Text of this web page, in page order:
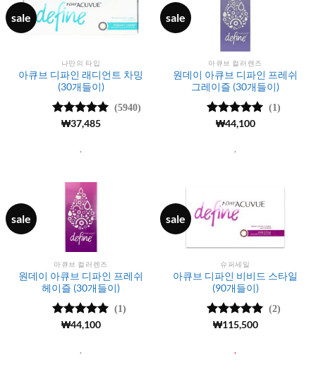
sale
나만의 타입
아큐브 디파인 래디언트 차밍
(30개들이)
5 중에서
(5940)
₩37,485
.
sale
아큐브 컬러렌즈
원데이 아큐브 디파인 프레쉬
그레이즐 (30개들이)
5 중에서
(1)
₩44,100
.
sale
아큐브 컬러렌즈
원데이 아큐브 디파인 프레쉬
헤이즐 (30개들이)
5 중에서
(1)
₩44,100
.
sale
슈퍼세일
아큐브 디파인 비비드 스타일
(90개들이)
5 중에서5
(2)
₩115,500
.